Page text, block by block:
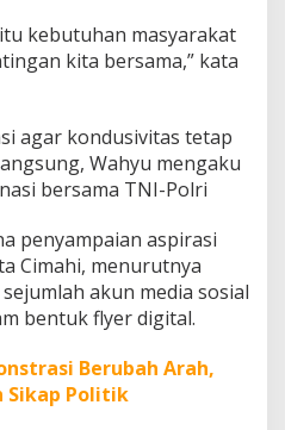
s
kebutuhan masyarakat
kita bersama,” kata
agar kondusivitas tetap
Wahyu mengaku
bersama TNI-Polri
penyampaian aspirasi
Cimahi, menurutnya
akun media sosial
bentuk flyer digital.
Berubah Arah,
Sikap Politik